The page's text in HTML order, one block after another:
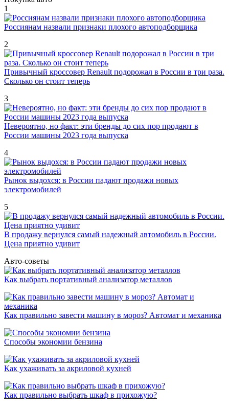
1
Россиянам назвали признаки плохого автоподборщика
2
Привычный кроссовер Renault подорожал в России в три раза.
Сколько он стоит теперь
3
Невероятно, но факт: эти бренды до сих пор продают в
России машины 2023 года выпуска
4
Рынок выдохся: в России падают продажи новых
электромобилей
5
В продажу вернулся самый надежный автомобиль в России.
Цена приятно удивит
Авто-советы
Как выбрать портативный анализатор металлов
Как правильно завести машину в мороз? Автомат и механика
Способы экономии бензина
Как ухаживать за акриловой кухней
Как правильно выбрать шкаф в прихожую?